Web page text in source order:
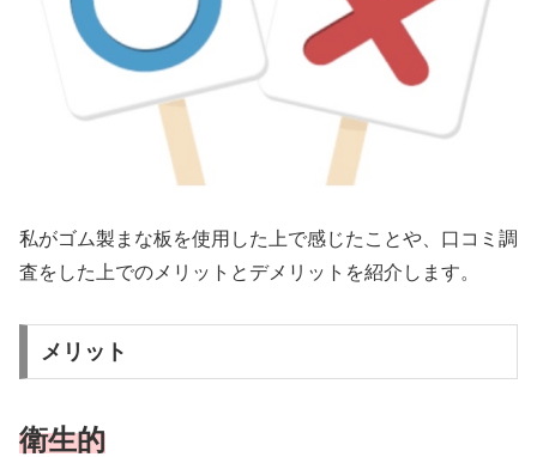
私がゴム製まな板を使用した上で感じたことや、口コミ調
査をした上でのメリットとデメリットを紹介します。
メリット
衛生的